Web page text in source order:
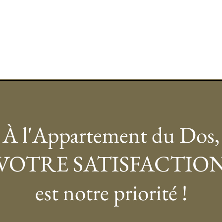
À l'Appartement du Dos,
est notre priorité !